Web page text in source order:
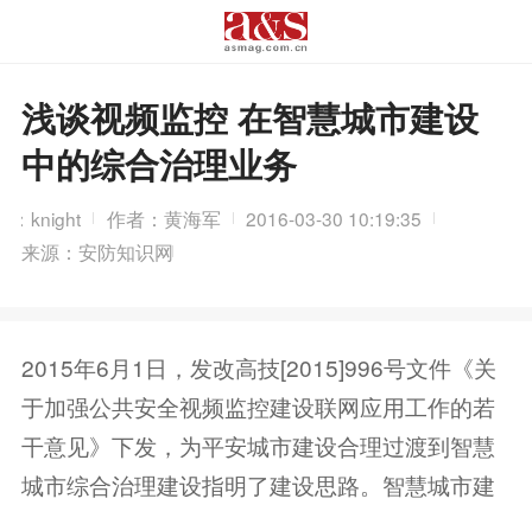
浅谈视频监控 在智慧城市建设
中的综合治理业务
：knight 作者：黄海军
2016-03-30 10:19:35
来源：安防知识网
2015年6月1日，发改高技[2015]996号文件《关
于加强公共安全视频监控建设联网应用工作的若
干意见》下发，为平安城市建设合理过渡到智慧
城市综合治理建设指明了建设思路。智慧城市建